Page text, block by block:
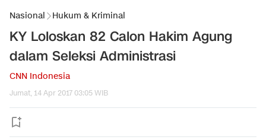
Nasional Hukum & Kriminal
KY Loloskan 82 Calon Hakim Agung
dalam Seleksi Administrasi
CNN Indonesia
Jumat, 14 Apr 2017 03:05 WIB